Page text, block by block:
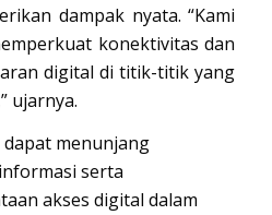
dampak nyata. “Kami
konektivitas dan
digital di titik-titik yang
ujarnya.
menunjang
serta
akses digital dalam